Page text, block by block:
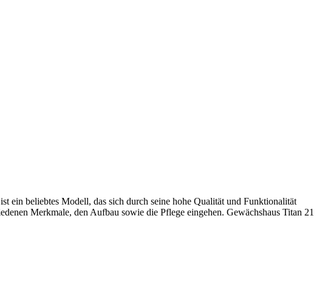
ein beliebtes Modell, das sich durch seine hohe Qualität und Funktionalität
Merkmale, den Aufbau sowie die Pflege eingehen. Gewächshaus Titan 21